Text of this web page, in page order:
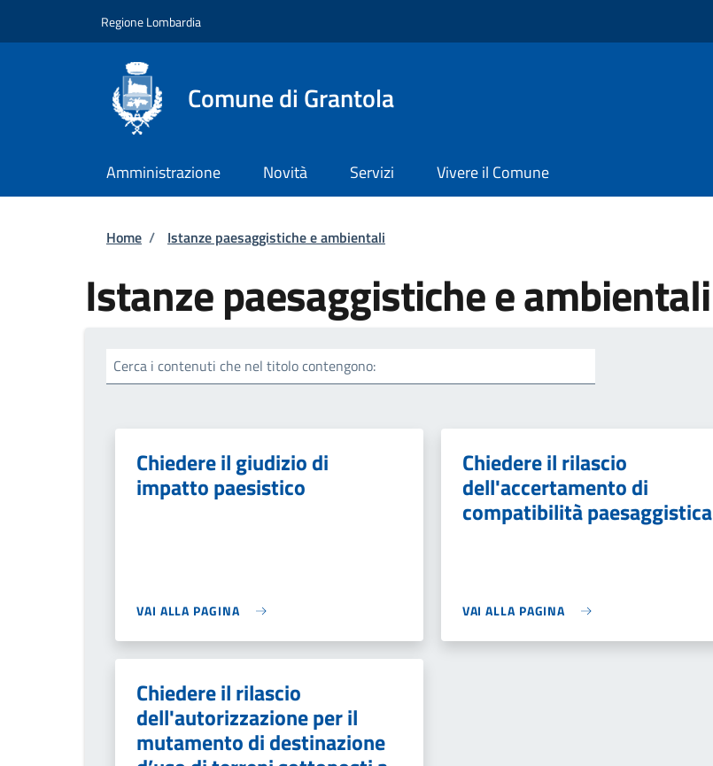
Regione Lombardia
Comune di Grantola
Amministrazione Novità Servizi Vivere il Comune
Briciole di pane
Home / Istanze paesaggistiche e ambientali
Istanze paesaggistiche e ambientali
Cerca i contenuti che nel titolo contengono:
Chiedere il giudizio di
impatto paesistico
VAI ALLA PAGINA
Chiedere il rilascio
dell'accertamento di
compatibilità paesaggistica
VAI ALLA PAGINA
Chiedere il rilascio
dell'autorizzazione per il
mutamento di destinazione